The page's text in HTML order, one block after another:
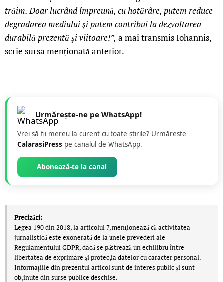
trăim. Doar lucrând împreună, cu hotărâre, putem reduce
degradarea mediului şi putem contribui la dezvoltarea
durabilă prezentă şi viitoare!”, a mai transmis Iohannis,
scrie sursa menționată anterior.
Urmărește-ne pe WhatsApp!
Vrei să fii mereu la curent cu toate știrile? Urmăreste
CalarasiPress pe canalul de WhatsApp.
Abonează-te la canal
Precizări:
Legea 190 din 2018, la articolul 7, menţionează că activitatea
jurnalistică este exonerată de la unele prevederi ale
Regulamentului GDPR, dacă se păstrează un echilibru între
libertatea de exprimare şi protecţia datelor cu caracter personal.
Informațiile din prezentul articol sunt de interes public și sunt
obținute din surse publice deschise.